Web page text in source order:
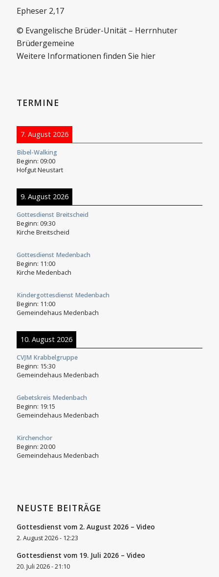
Epheser 2,17
© Evangelische Brüder-Unität – Herrnhuter
Brüdergemeine
Weitere Informationen finden Sie hier
TERMINE
7. August 2026
Bibel-Walking
Beginn: 09:00
Hofgut Neustart
9. August 2026
Gottesdienst Breitscheid
Beginn: 09:30
Kirche Breitscheid
Gottesdienst Medenbach
Beginn: 11:00
Kirche Medenbach
Kindergottesdienst Medenbach
Beginn: 11:00
Gemeindehaus Medenbach
10. August 2026
CVJM Krabbelgruppe
Beginn: 15:30
Gemeindehaus Medenbach
Gebetskreis Medenbach
Beginn: 19:15
Gemeindehaus Medenbach
Kirchenchor
Beginn: 20:00
Gemeindehaus Medenbach
NEUSTE BEITRÄGE
Gottesdienst vom 2. August 2026 – Video
2. August 2026 - 12:23
Gottesdienst vom 19. Juli 2026 – Video
20. Juli 2026 - 21:10